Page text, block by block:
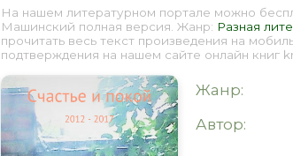
На нашем литературном портале можно
Машинский полная версия. Жанр: Разная
прочитать весь текст произведения на
подтверждения на нашем сайте онлайн книг
Жанр:
Автор: